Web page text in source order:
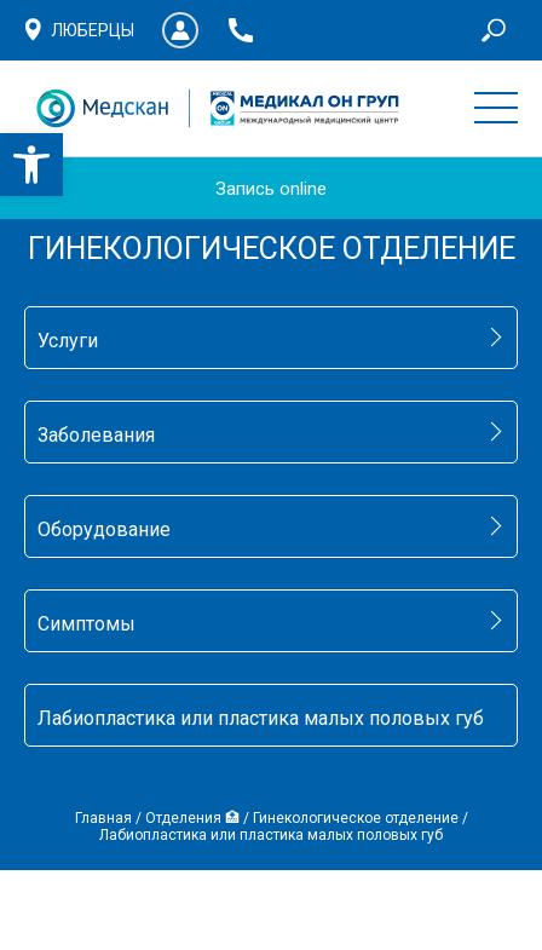
ЛЮБЕРЦЫ
Запись online
ГИНЕКОЛОГИЧЕСКОЕ ОТДЕЛЕНИЕ
Услуги
Заболевания
Оборудование
Симптомы
Лабиопластика или пластика малых половых губ
Главная / Отделения 🏥/ Гинекологическое отделение/
Лабиопластика или пластика малых половых губ